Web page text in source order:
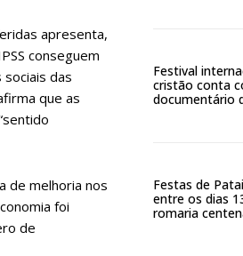
aos conteúdos Exclusivos para
para assinatura anual
apresenta,
conseguem
das
que as
de melhoria nos
foi
de
Festival
cristão conta
documentário
Festas de
entre os dias
romaria